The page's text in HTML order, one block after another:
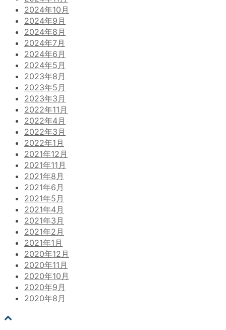
2024年10月
2024年9月
2024年8月
2024年7月
2024年6月
2024年5月
2023年8月
2023年5月
2023年3月
2022年11月
2022年4月
2022年3月
2022年1月
2021年12月
2021年11月
2021年8月
2021年6月
2021年5月
2021年4月
2021年3月
2021年2月
2021年1月
2020年12月
2020年11月
2020年10月
2020年9月
2020年8月